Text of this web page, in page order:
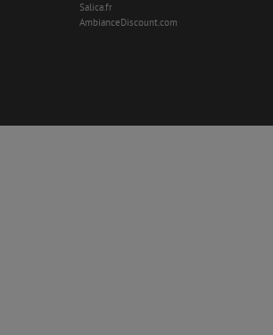
Salica.fr
AmbianceDiscount.com